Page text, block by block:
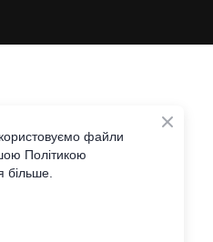
файли
Політикою
більше.